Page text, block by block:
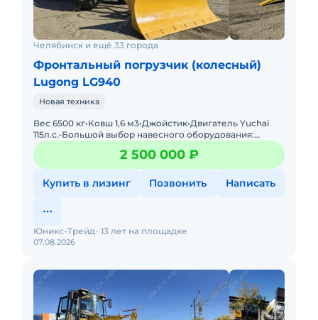
Челябинск и ещё 33 города
Фронтальный погрузчик (колесный)
Lugong LG940
Новая техника
Вес 6500 кг•Ковш 1,6 м3•Джойстик•Двигатель Yuchai
115л.с.•Большой выбор навесного оборудования:
2 500 000 ₽
Купить в лизинг Позвонить Написать
07.08.2026
Юникс-Трейд 13 лет на площадке